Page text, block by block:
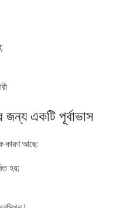
একটি পূর্বাভাস
কারণ আছে:
হয়;